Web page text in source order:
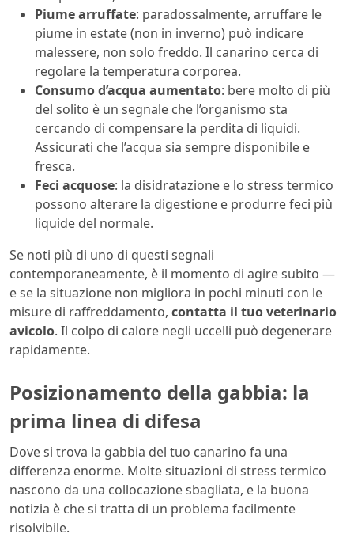
Piume arruffate: paradossalmente, arruffare le
piume in estate (non in inverno) può indicare
malessere, non solo freddo. Il canarino cerca di
regolare la temperatura corporea.
Consumo d’acqua aumentato: bere molto di più
del solito è un segnale che l’organismo sta
cercando di compensare la perdita di liquidi.
Assicurati che l’acqua sia sempre disponibile e
fresca.
Feci acquose: la disidratazione e lo stress termico
possono alterare la digestione e produrre feci più
liquide del normale.
Se noti più di uno di questi segnali
contemporaneamente, è il momento di agire subito —
e se la situazione non migliora in pochi minuti con le
misure di raffreddamento, contatta il tuo veterinario
avicolo. Il colpo di calore negli uccelli può degenerare
rapidamente.
Posizionamento della gabbia: la
prima linea di difesa
Dove si trova la gabbia del tuo canarino fa una
differenza enorme. Molte situazioni di stress termico
nascono da una collocazione sbagliata, e la buona
notizia è che si tratta di un problema facilmente
risolvibile.